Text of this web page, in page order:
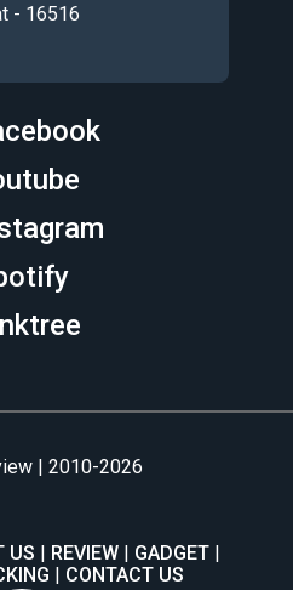
- 16516
| 2010-2026
US REVIEW
GADGET
CONTACT US